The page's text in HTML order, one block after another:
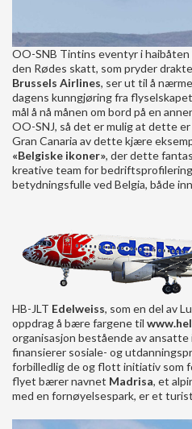
OO-SNB Tintins eventyr i
den Rødes skatt, som pryder
Brussels Airlines, ser ut til å
dagens kunngjøring fra
mål å nå månen om bord på en
OO-SNJ, så det er mulig at dette
Gran Canaria av dette kjære
«Belgiske ikoner», der dette
kreative team for
betydningsfulle ved Belgia, både
HB-JLT Edelweiss, som en del av
oppdrag å bære fargene til
organisasjon bestående av
finansierer sosiale- og
forbilledlig de og flott initiativ som
flyet bærer navnet Madrisa, et
med en fornøyelsespark, er et